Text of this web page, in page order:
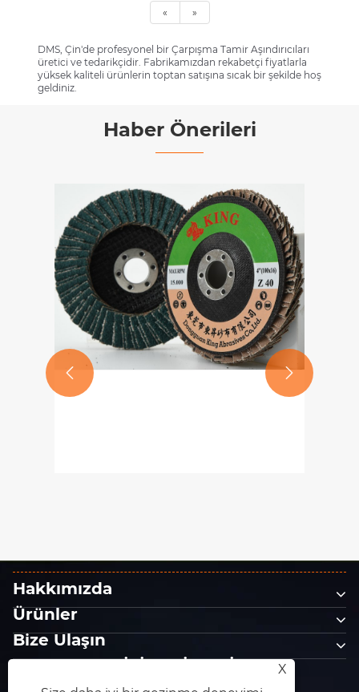
« »
DMS, Çin'de profesyonel bir Çarpışma Tamir Aşındırıcıları
üretici ve tedarikçidir. Fabrikamızdan rekabetçi fiyatlarla
yüksek kaliteli ürünlerin toptan satışına sıcak bir şekilde hoş
geldiniz.
Haber Önerileri
Black Diamond Aşındırıcı Diskler
 
Hakkımızda
Ürünler
Bize Ulaşın
BİZİ TAKİP EDİN
X